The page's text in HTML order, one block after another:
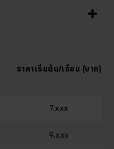
ราคาเริ่มต้น/เดือน (บาท)
7,xxx
9,xxx